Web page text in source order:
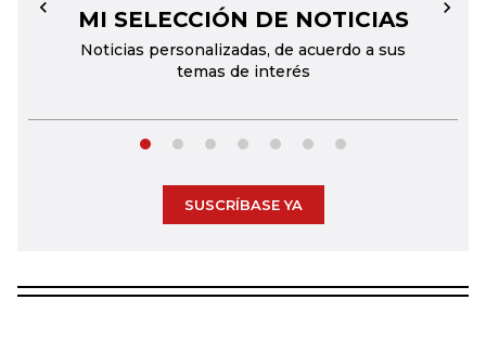
MI SELECCIÓN DE NOTICIAS
Noticias personalizadas, de acuerdo a sus
temas de interés
← →
SUSCRÍBASE YA